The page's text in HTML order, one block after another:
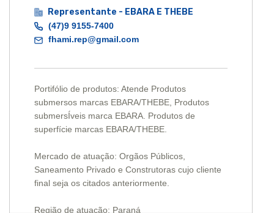
Representante - EBARA E THEBE
(47)9 9155-7400
fhami.rep@gmail.com
Portifólio de produtos: Atende Produtos
submersos marcas EBARA/THEBE, Produtos
submersÍveis marca EBARA. Produtos de
superfície marcas EBARA/THEBE.
Mercado de atuação: Orgãos Públicos,
Saneamento Privado e Construtoras cujo cliente
final seja os citados anteriormente.
Região de atuação: Paraná